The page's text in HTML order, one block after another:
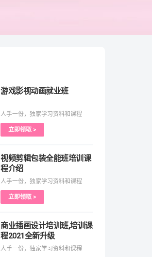
游戏影视动画就业班
人手一份，独家学习资料和课程
立即领取 >
视频剪辑包装全能班培训课
程介绍
人手一份，独家学习资料和课程
立即领取 >
商业插画设计培训班,培训课
程2021全新升级
人手一份，独家学习资料和课程